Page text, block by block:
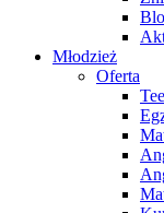
Młodzież
Oferta